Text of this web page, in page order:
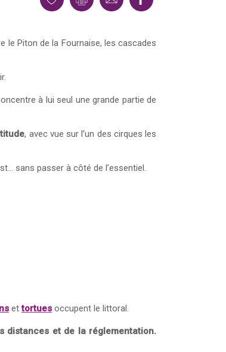
le Piton de la Fournaise, les cascades
à lui seul une grande partie de
, avec vue sur l’un des cirques les
sans passer à côté de l’essentiel.
ettortues occupent le littoral.
distances et de la réglementation.